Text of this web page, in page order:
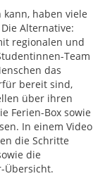
haben viele
Alternative:
regionalen und
Team
das
bereit sind,
über ihren
Ferien-Box sowie
In einem Video
die Schritte
die
Übersicht.